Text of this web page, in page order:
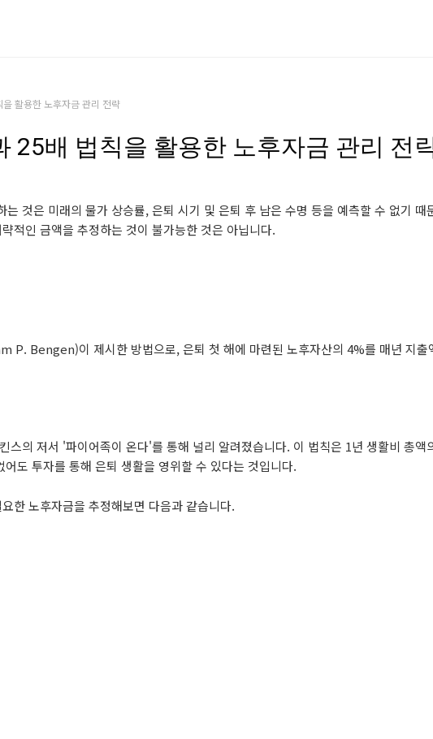
활용한 노후자금 관리 전략
25배 법칙을 활용한 노후자금 관리 전
것은 미래의 물가 상승률, 은퇴 시기 및 은퇴 후 남은 수명 등을 예측할 수 없기 때
적인 금액을 추정하는 것이 불가능한 것은 아닙니다.
P. Bengen)이 제시한 방법으로, 은퇴 첫 해에 마련된 노후자산의 4%를 매년 지출
스의 저서 '파이어족이 온다'를 통해 널리 알려졌습니다. 이 법칙은 1년 생활비 총액
도 투자를 통해 은퇴 생활을 영위할 수 있다는 것입니다.
한 노후자금을 추정해보면 다음과 같습니다.